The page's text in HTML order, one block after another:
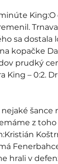
sa dostala
kopačke
prudký
King – 0:2.
šance
z toho
hrali v